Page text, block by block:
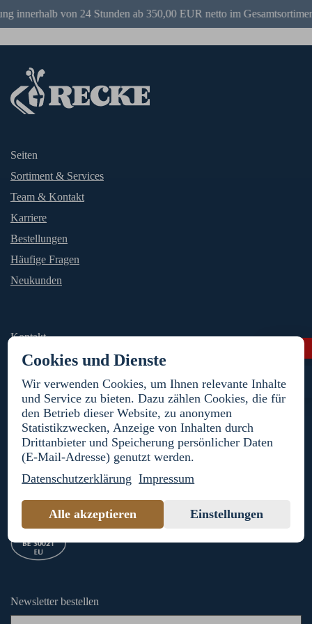
innerhalb von 24 Stunden ab 350,00 EUR netto im
werden
Seiten
Sortiment & Services
Team & Kontakt
Karriere
Bestellungen
Häufige Fragen
Neukunden
Kontakt
bestellung@recke-fleischwaren.de
+49 30 39603 - 185
Folge uns auf
Digitale Kommunikation?
Ihre Zustimmung für verschiedene Verwendungszwecke
Newsletter bestellen
Cookies und Dienste
Wir verwenden Cookies, um Ihnen relevante Inhalte
und Service zu bieten. Dazu zählen Cookies, die für
den Betrieb dieser Website, zu anonymen
Statistikzwecken, Anzeige von Inhalten durch
Drittanbieter und Speicherung persönlicher Daten
(E-Mail-Adresse) genutzt werden.
Datenschutzerklärung Impressum
Alle akzeptieren Einstellungen